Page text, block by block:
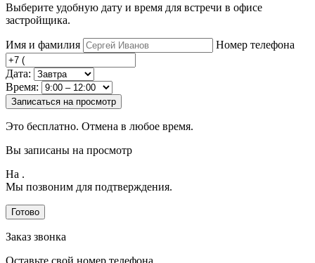
Выберите удобную дату и время для встречи в офисе
застройщика.
Имя и фамилия Номер телефона
Дата:
Время:
Записаться на просмотр
Это бесплатно. Отмена в любое время.
Вы записаны на просмотр
На .
Мы позвоним для подтверждения.
Готово
Заказ звонка
Оставьте свой номер телефона